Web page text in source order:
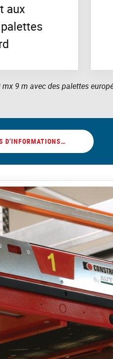
aux
9 m avec des palettes
D'INFORMATIONS…